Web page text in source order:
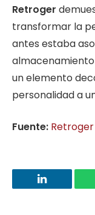
Retroger
transformar la
antes estaba
un elemento
personalidad a
Fuente:
LinkedIn